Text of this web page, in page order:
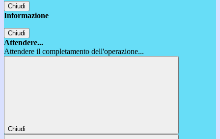
Chiudi
Informazione
Chiudi
Attendere...
Attendere il completamento dell'operazione...
Chiudi